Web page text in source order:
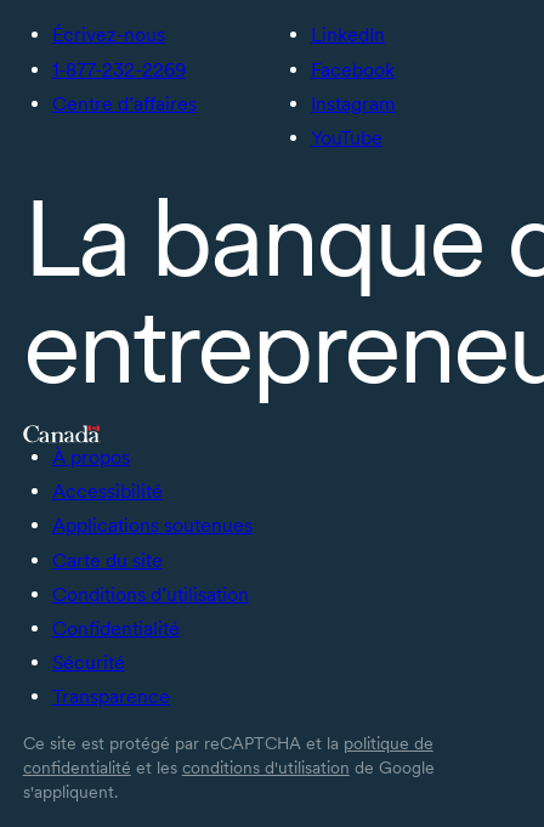
Écrivez-nous
1-877-232-2269
Centre d’affaires
LinkedIn
Facebook
Instagram
YouTube
La banque
À propos
Accessibilité
Applications soutenues
Carte du site
Conditions d’utilisation
Confidentialité
Sécurité
Transparence
Ce site est protégé par reCAPTCHA et la politique de
confidentialité et les conditions d'utilisation de Google
s'appliquent.